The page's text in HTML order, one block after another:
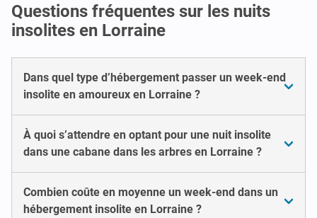
Questions fréquentes sur les nuits
insolites en Lorraine
Dans quel type d’hébergement passer un week-end
insolite en amoureux en Lorraine ?
À quoi s’attendre en optant pour une nuit insolite
dans une cabane dans les arbres en Lorraine ?
Combien coûte en moyenne un week-end dans un
hébergement insolite en Lorraine ?